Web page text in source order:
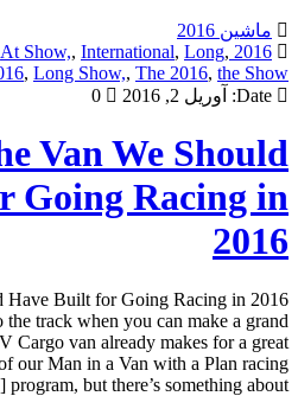
ماشین 2016
2016 Beach
At Show,, International, Long,
, Long Show,, The 2016, the Show
Date:
آوریل 2, 2016 0
Van We Should
Going Racing in
2016
Have Built for Going Racing in 2016
track when you can make a grand
Cargo van already makes for a great
our Man in a Van with a Plan racing
program, but there’s something about […]